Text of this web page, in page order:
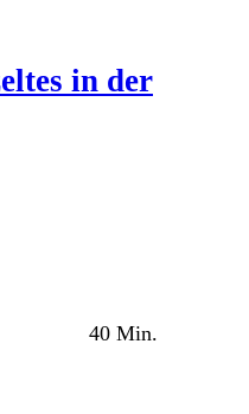
in der
40 Min.